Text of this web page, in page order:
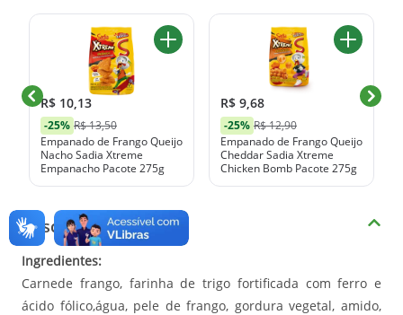
R$ 10,13
-25% R$ 13,50
Empanado de Frango Queijo
Nacho Sadia Xtreme
Empanacho Pacote 275g
R$ 9,68
-25% R$ 12,90
Empanado de Frango Queijo
Cheddar Sadia Xtreme
Chicken Bomb Pacote 275g
Descrição do produto
Ingredientes:
Carnede frango, farinha de trigo fortificada com ferro e
ácido fólico,água, pele de frango, gordura vegetal, amido,